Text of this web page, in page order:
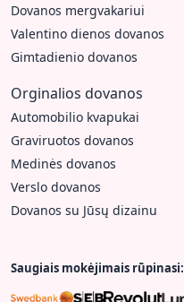
Dovanos mergvakariui
Valentino dienos dovanos
Gimtadienio dovanos
Orginalios dovanos
Automobilio kvapukai
Graviruotos dovanos
Medinės dovanos
Verslo dovanos
Dovanos su Jūsų dizainu
Saugiais mokėjimais rūpinasi: